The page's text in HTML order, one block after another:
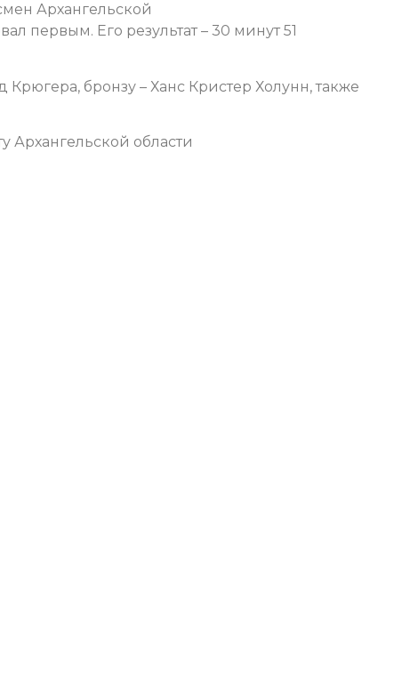
Архангельской
первым. Его результат – 30 минут 51
бронзу – Ханс Кристер Холунн, также
Архангельской области